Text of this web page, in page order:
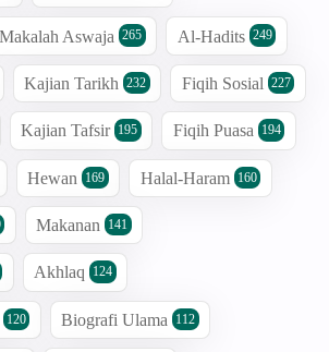
Makalah Aswaja 265 Al-Hadits 249
Kajian Tarikh 232 Fiqih Sosial 227
Kajian Tafsir 195 Fiqih Puasa 194
Hewan 169 Halal-Haram 160
Makanan 141
Akhlaq 124
120 Biografi Ulama 112